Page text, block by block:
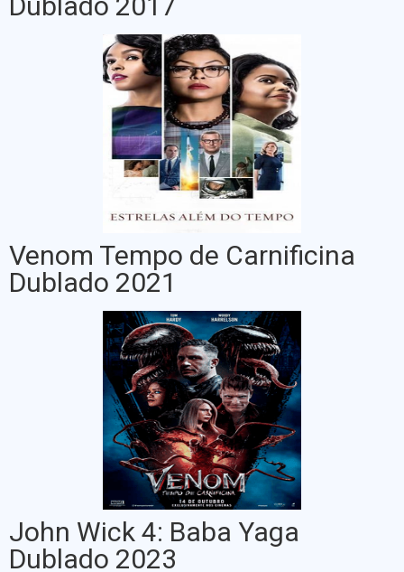
Venom Tempo de Carnificina
Dublado 2021
John Wick 4: Baba Yaga
Dublado 2023